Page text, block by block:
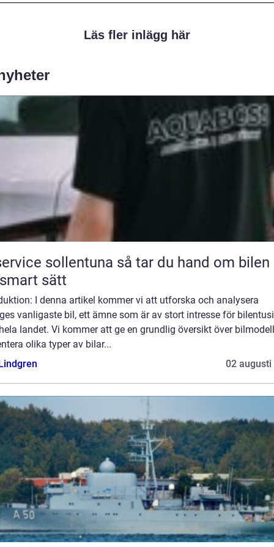
Läs fler inlägg här
sollentuna så tar du hand om bilen på
sätt
I denna artikel kommer vi att utforska och analysera
vanligaste bil, ett ämne som är av stort intresse för
landet. Vi kommer att ge en grundlig översikt över
olika typer av bilar...
02 augusti